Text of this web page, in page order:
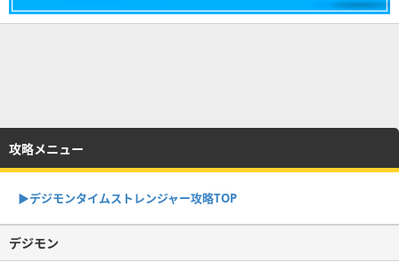
攻略メニュー
▶︎デジモンタイムストレンジャー攻略TOP
デジモン